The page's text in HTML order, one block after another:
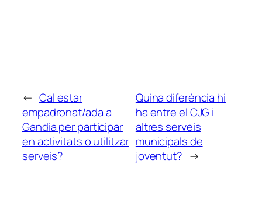
← Cal estar
empadronat/ada a
Gandia per participar
en activitats o utilitzar
serveis?
Quina diferència hi
ha entre el CJG i
altres serveis
municipals de
joventut? →